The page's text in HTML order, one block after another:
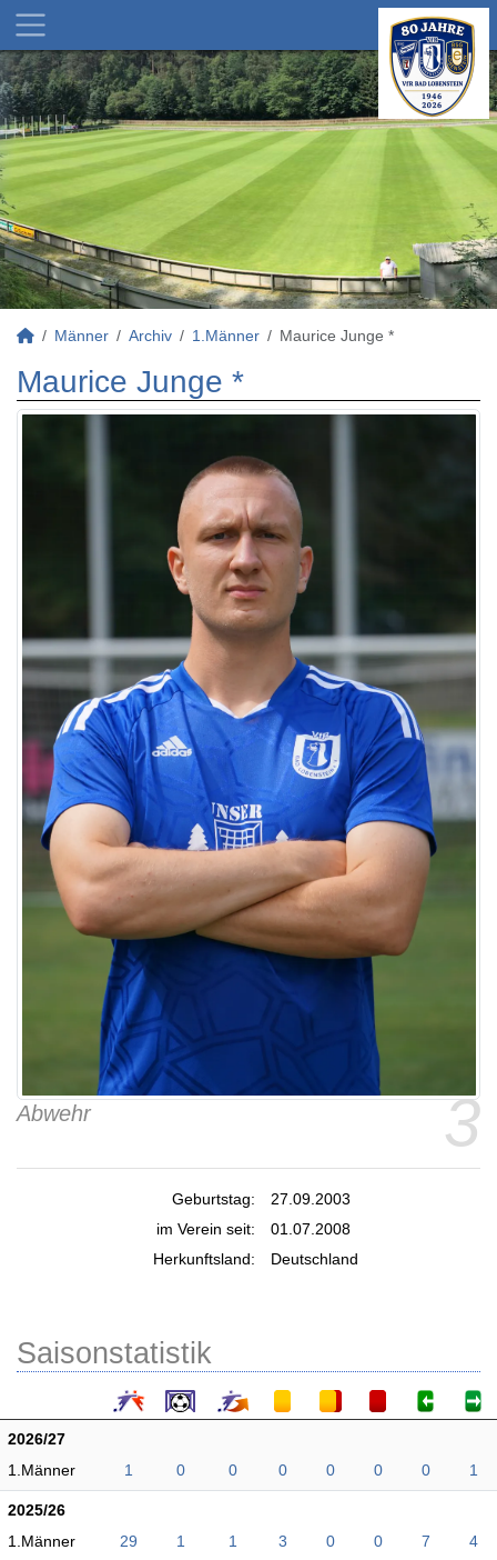
Männer Archiv 1.Männer Maurice Junge *
Maurice Junge *
3
Abwehr
Geburtstag:
27.09.2003
im Verein seit:
01.07.2008
Herkunftsland:
Deutschland
Saisonstatistik
2026/27
1.Männer
1 0 0 0 0 0 0 1
2025/26
1.Männer
29 1 1 3 0 0 7 4